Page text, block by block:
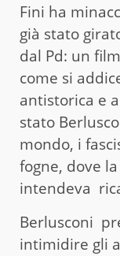
Fini ha
già stato
dal Pd: un
come si
antistorica e
stato
mondo, i
fogne, dove
intendeva
Berlusconi
intimidire gli